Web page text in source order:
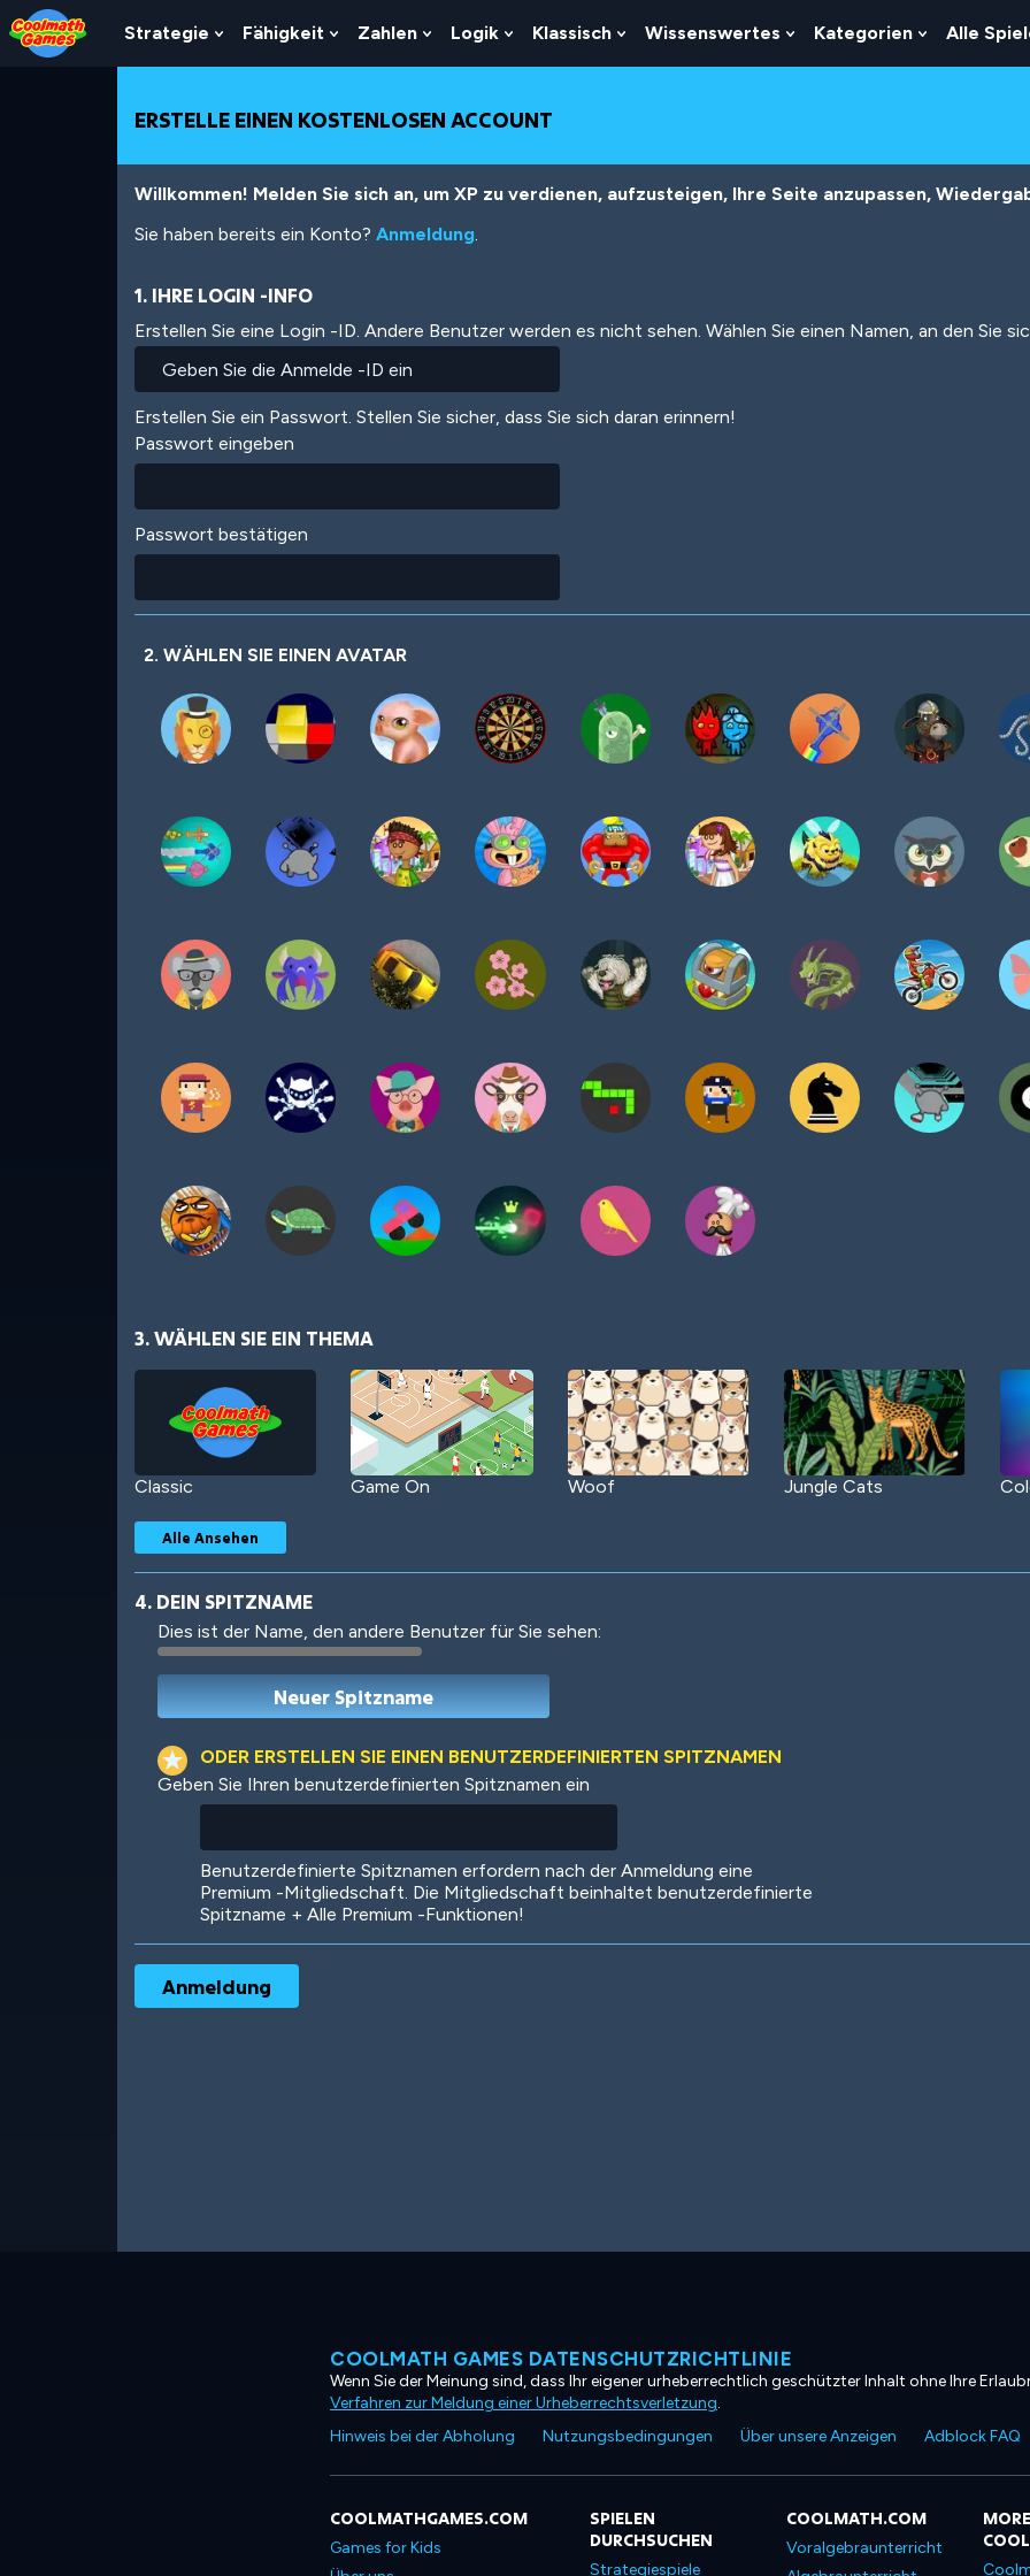
Skip
to
Top
Skip
to
Navigation
Skip
to
Main
Skip
to
Footer
Direkt
zum
Inhalt
Strategie
Show
Submenu
Strategie
Fähigkeit
Show
Submenu
Fähigkeit
Zahlen
Show
Submenu
Zahlen
Logik
Show
Submenu
Logik
Klassisch
Show
Submenu
Wissenswertes
Show
Submenu
Kategorien
Show
Submenu
Alle
ERSTELLE EINEN KOSTENLOSEN ACCOUNT
Willkommen! Melden Sie sich an, um XP zu verdienen, aufzusteigen, Ihre Seite anzupassen,
Sie haben bereits ein Konto? Anmeldung.
1. IHRE LOGIN -INFO
Erstellen Sie eine Login -ID. Andere Benutzer werden es nicht sehen. Wählen Sie einen Namen, an den Sie
Erstellen Sie ein Passwort. Stellen Sie sicher, dass Sie sich daran erinnern!
Passwort eingeben
Passwort bestätigen
2. WÄHLEN SIE EINEN AVATAR
3. WÄHLEN SIE EIN THEMA
Classic Game On Woof Jungle Cats
Robotic International
Ooh! Aah!
Alle Ansehen
4. DEIN SPITZNAME
Dies ist der Name, den andere Benutzer für Sie sehen:
ODER ERSTELLEN SIE EINEN BENUTZERDEFINIERTEN SPITZNAMEN
Geben Sie Ihren benutzerdefinierten Spitznamen ein
Benutzerdefinierte Spitznamen erfordern nach der Anmeldung eine
Premium -Mitgliedschaft. Die Mitgliedschaft beinhaltet benutzerdefinierte
Spitzname + Alle Premium -Funktionen!
COOLMATH GAMES DATENSCHUTZRICHTLINIE
Wenn Sie der Meinung sind, dass Ihr eigener urheberrechtlich geschützter Inhalt ohne Ihre
Verfahren zur Meldung einer Urheberrechtsverletzung.
Hinweis bei der Abholung
Nutzungsbedingungen Über unsere Anzeigen Adblock FAQ
COOLMATHGAMES.COM
Games for Kids
SPIELEN
DURCHSUCHEN
Strategiespiele
COOLMATH.COM
Voralgebraunterricht